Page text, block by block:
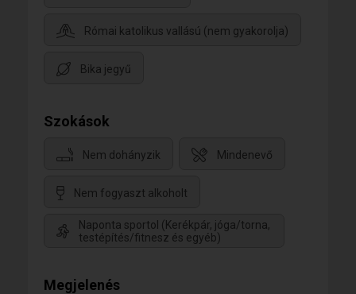
Római katolikus vallású (nem gyakorolja)
Bika jegyű
Szokások
Nem dohányzik Mindenevő
Nem fogyaszt alkoholt
Naponta sportol (Kerékpár, jóga/torna,
testépítés/fitnesz és egyéb)
Megjelenés